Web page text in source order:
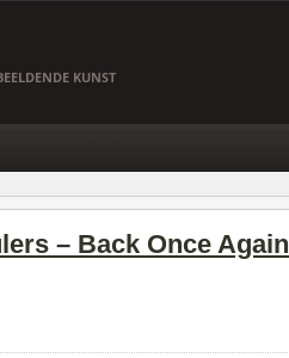
KUNST
– Back Once Again